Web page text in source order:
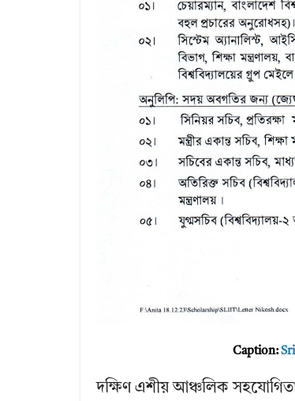
Caption:
দক্ষিণ এশীয় আঞ্চলিক